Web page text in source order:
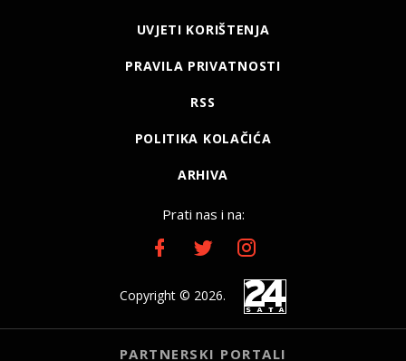
UVJETI KORIŠTENJA
PRAVILA PRIVATNOSTI
RSS
POLITIKA KOLAČIĆA
ARHIVA
Prati nas i na:
Copyright © 2026.
PARTNERSKI PORTALI